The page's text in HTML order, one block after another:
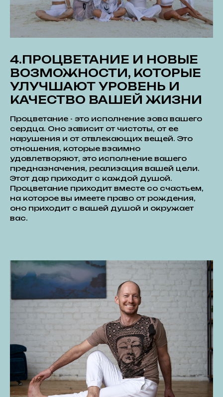
4.ПРОЦВЕТАНИЕ И НОВЫЕ
ВОЗМОЖНОСТИ, КОТОРЫЕ
УЛУЧШАЮТ УРОВЕНЬ И
КАЧЕСТВО ВАШЕЙ ЖИЗНИ
Процветание - это исполнение зова вашего
сердца. Оно зависит от чистоты, от ее
нарушения и от отвлекающих вещей. Это
отношения, которые взаимно
удовлетворяют, это исполнение вашего
предназначения, реализация вашей цели.
Этот дар приходит с каждой душой.
Процветание приходит вместе со счастьем,
на которое вы имеете право от рождения,
оно приходит с вашей душой и окружает
вас.